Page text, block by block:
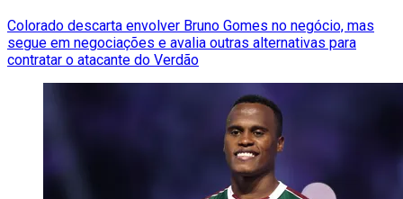
Colorado descarta envolver Bruno Gomes no negócio, mas
segue em negociações e avalia outras alternativas para
contratar o atacante do Verdão